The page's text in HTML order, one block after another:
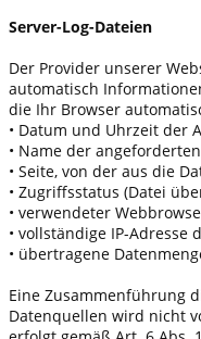
Server-Log-Dateien
Der Provider unserer
automatisch
die Ihr Browser
• Datum und Uhrzeit der
• Name der
• Seite, von der aus die
• Zugriffsstatus (Datei
• verwendeter
• vollständige IP-Adresse
• übertragene
Eine Zusammenführung
Datenquellen wird nicht